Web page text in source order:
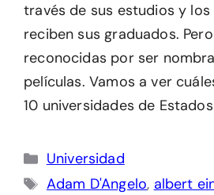
través de sus estudios y
reciben sus graduados.
reconocidas por ser
películas. Vamos a ver
10 universidades de
Categorías
Universidad
Etiquetas
Adam D'Angelo, albert